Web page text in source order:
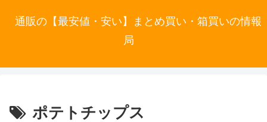
通販の【最安値・安い】まとめ買い・箱買いの情報
局
ポテトチップス